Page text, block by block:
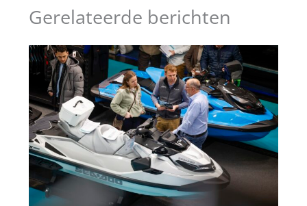
Gerelateerde berichten